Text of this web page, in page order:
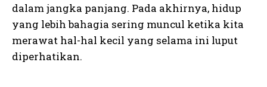
dalam jangka panjang. Pada akhirnya, hidup
yang lebih bahagia sering muncul ketika kita
merawat hal-hal kecil yang selama ini luput
diperhatikan.